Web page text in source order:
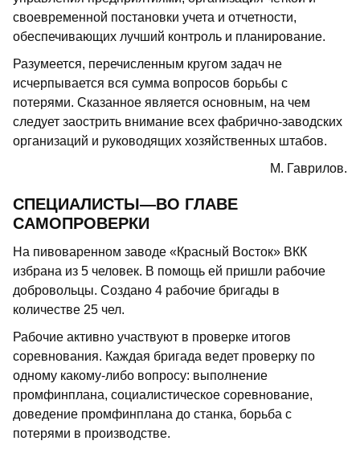
своевременной постановки учета и отчетности,
обеспечивающих лучший контроль и планирование.
Разумеется, перечисленным кругом задач не
исчерпывается вся сумма вопросов борьбы с
потерями. Сказанное является основным, на чем
следует заострить внимание всех фабрично-заводских
организаций и руководящих хозяйственных штабов.
М. Гаврилов.
СПЕЦИАЛИСТЫ—ВО ГЛАВЕ
САМОПРОВЕРКИ
На пивоваренном заводе «Красный Восток» ВКК
избрана из 5 человек. В помощь ей пришли рабочие
добровольцы. Создано 4 рабочие бригады в
количестве 25 чел.
Рабочие активно участвуют в проверке итогов
соревнования. Каждая бригада ведет проверку по
одному какому-либо вопросу: выполнение
промфинплана, социалистическое соревнование,
доведение промфинплана до станка, борьба с
потерями в производстве.